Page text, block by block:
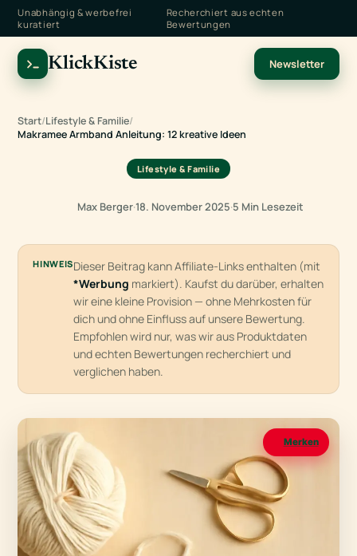
Unabhängig & werbefrei
kuratiert
Recherchiert aus echten
Bewertungen
KlickKiste Newsletter
Start/Lifestyle & Familie/
Makramee Armband Anleitung: 12 kreative Ideen
Lifestyle & Familie
Max Berger·18. November 2025·5 Min Lesezeit
HINWEISDieser Beitrag kann Affiliate-Links enthalten (mit
*Werbung markiert). Kaufst du darüber, erhalten
wir eine kleine Provision — ohne Mehrkosten für
dich und ohne Einfluss auf unsere Bewertung.
Empfohlen wird nur, was wir aus Produktdaten
und echten Bewertungen recherchiert und
verglichen haben.
Merken